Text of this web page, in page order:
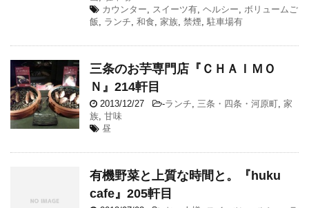
カウンター, スイーツ有, ヘルシー, ボリュームご
飯, ランチ, 和食, 家族, 禁煙, 駐車場有
三条のお芋専門店『ＣＨＡＩＭＯ
Ｎ』214軒目
2013/12/27 -ランチ, 三条・四条・河原町, 家
族, 甘味
昼
有機野菜と上質な時間と。『huku
cafe』205軒目